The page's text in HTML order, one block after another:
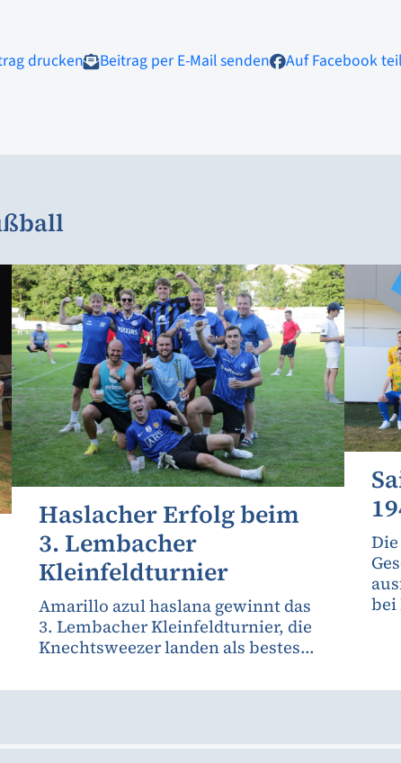
drucken Beitrag per E-Mail senden Auf Facebook
Haslacher Erfolg beim
3. Lembacher
Kleinfeldturnier
Amarillo azul haslana gewinnt das
3. Lembacher Kleinfeldturnier, die
Knechtsweezer landen als bestes...
bei